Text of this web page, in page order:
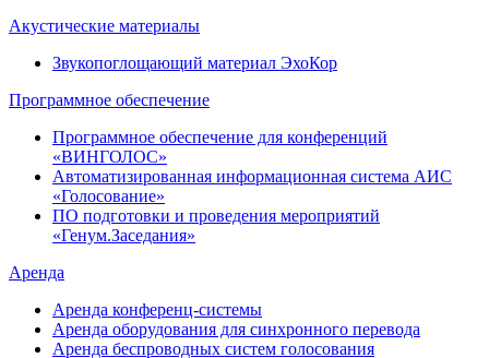
Акустические материалы
Звукопоглощающий материал ЭхоКор
Программное обеспечение
Программное обеспечение для конференций
«ВИНГОЛОС»
Автоматизированная информационная система АИС
«Голосование»
ПО подготовки и проведения мероприятий
«Генум.Заседания»
Аренда
Аренда конференц-системы
Аренда оборудования для синхронного перевода
Аренда беспроводных систем голосования